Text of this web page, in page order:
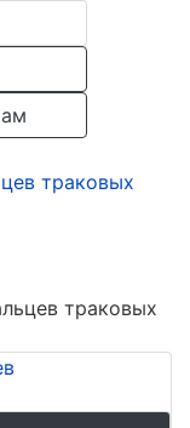
траковых
траковых